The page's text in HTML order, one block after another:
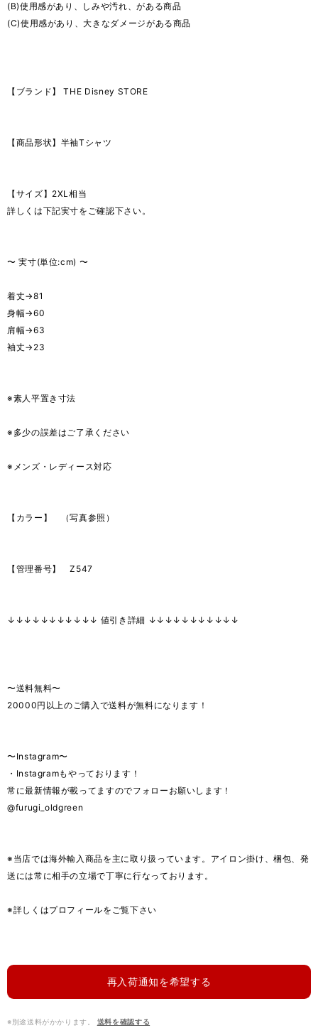
(B)使用感があり、しみや汚れ、がある商品
(C)使用感があり、大きなダメージがある商品
【ブランド】 THE Disney STORE
【商品形状】半袖Tシャツ
【サイズ】2XL相当
詳しくは下記実寸をご確認下さい。
〜 実寸(単位:cm) 〜
着丈→81
身幅→60
肩幅→63
袖丈→23
※素人平置き寸法
※多少の誤差はご了承ください
※メンズ・レディース対応
【カラー】 （写真参照）
【管理番号】 Z547
↓↓↓↓↓↓↓↓↓↓↓ 値引き詳細 ↓↓↓↓↓↓↓↓↓↓↓
〜送料無料〜
20000円以上のご購入で送料が無料になります！
〜Instagram〜
・Instagramもやっております！
常に最新情報が載ってますのでフォローお願いします！
@furugi_oldgreen
※当店では海外輸入商品を主に取り扱っています。アイロン掛け、梱包、発
送には常に相手の立場で丁寧に行なっております。
※詳しくはプロフィールをご覧下さい
再入荷通知を希望する
※別途送料がかかります。 送料を確認する